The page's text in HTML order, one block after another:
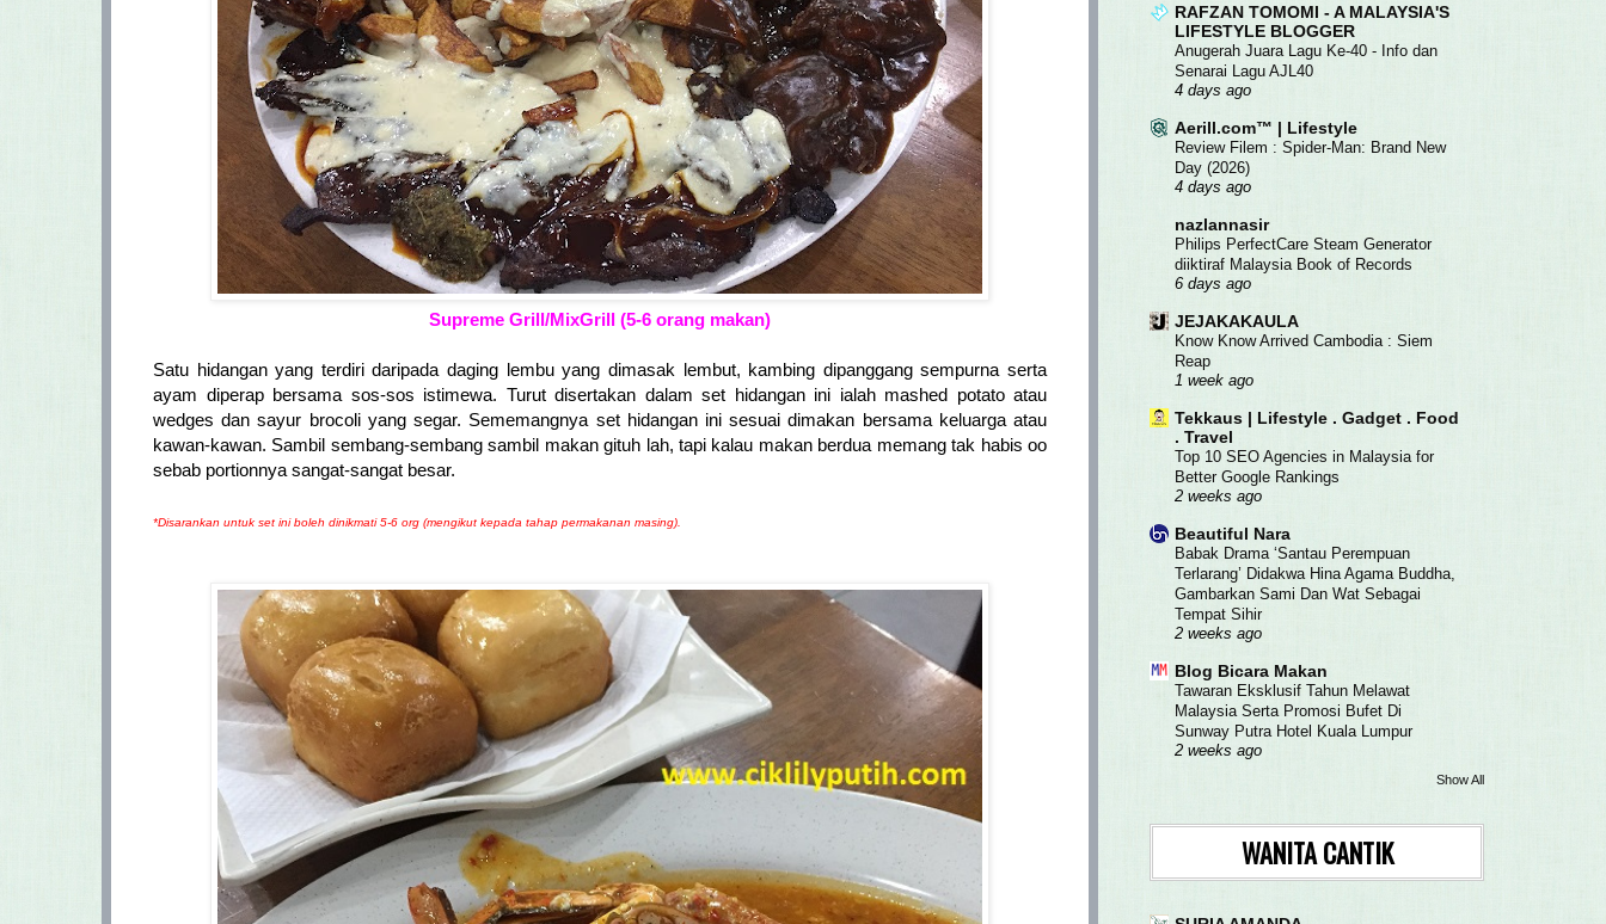
Supreme Grill/MixGrill (5-6 orang makan)
Satu hidangan yang terdiri daripada daging lembu yang dimasak lembut, kambing dipanggang sempurna serta
ayam diperap bersama sos-sos istimewa. Turut disertakan dalam set hidangan ini ialah mashed potato atau
wedges dan sayur brocoli yang segar. Sememangnya set hidangan ini sesuai dimakan bersama keluarga atau
kawan-kawan. Sambil sembang-sembang sambil makan gituh lah, tapi kalau makan berdua memang tak habis oo
sebab portionnya sangat-sangat besar.
*Disarankan untuk set ini boleh dinikmati 5-6 org (mengikut kepada tahap permakanan masing).
RAFZAN TOMOMI - A MALAYSIA'S
LIFESTYLE BLOGGER
Anugerah Juara Lagu Ke-40 - Info dan
Senarai Lagu AJL40
4 days ago
Aerill.com™ | Lifestyle
Review Filem : Spider-Man: Brand New
Day (2026)
4 days ago
nazlannasir
Philips PerfectCare Steam Generator
diiktiraf Malaysia Book of Records
6 days ago
JEJAKAKAULA
Know Know Arrived Cambodia : Siem
Reap
1 week ago
Tekkaus | Lifestyle . Gadget . Food
. Travel
Top 10 SEO Agencies in Malaysia for
Better Google Rankings
2 weeks ago
Beautiful Nara
Babak Drama ‘Santau Perempuan
Terlarang’ Didakwa Hina Agama Buddha,
Gambarkan Sami Dan Wat Sebagai
Tempat Sihir
2 weeks ago
Blog Bicara Makan
Tawaran Eksklusif Tahun Melawat
Malaysia Serta Promosi Bufet Di
Sunway Putra Hotel Kuala Lumpur
2 weeks ago
Show All
WANITA CANTIK